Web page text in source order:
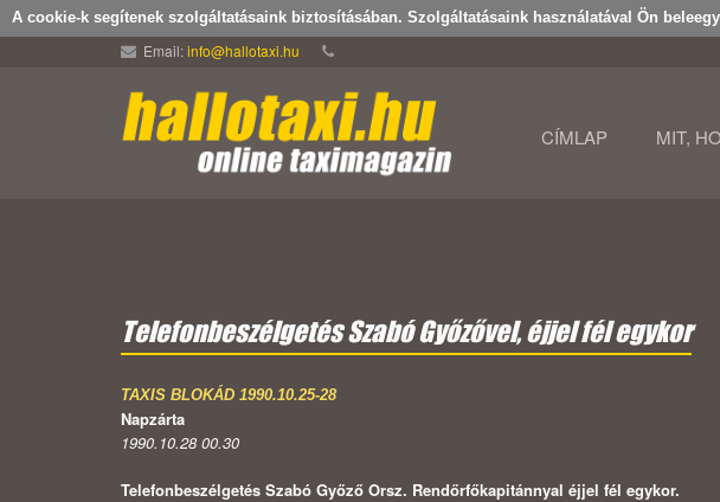
A cookie-k segítenek szolgáltatásaink biztosításában. Szolgáltatásaink használatával Ön
Email:info@hallotaxi.hu
CÍMLAP MIT,
Telefonbeszélgetés Szabó Győzővel, éjjel fél egykor
TAXIS BLOKÁD 1990.10.25-28
Napzárta
1990.10.28 00.30
Telefonbeszélgetés Szabó Győző Orsz. Rendőrfőkapitánnyal éjjel fél egykor.